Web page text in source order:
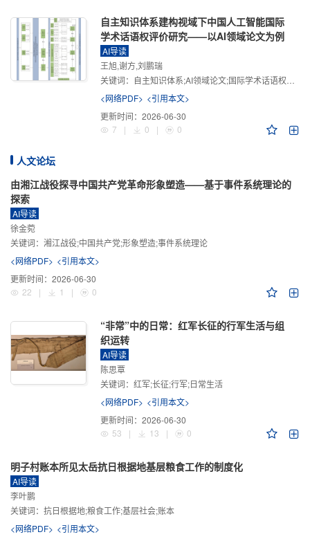
自主知识体系建构视域下中国人工智能国际
学术话语权评价研究——以AI领域论文为例
AI导读
王旭,谢方,刘鹏瑞
关键词： 自主知识体系;AI领域论文;国际学术话语权评价;学术影响力;学术感知力;学术传播力;学术引领力
<网络PDF> <引用本文>
更新时间： 2026-06-30
7
| 0 | 0
人文论坛
由湘江战役探寻中国共产党革命形象塑造——基于事件系统理论的
探索
AI导读
徐金菀
关键词： 湘江战役;中国共产党;形象塑造;事件系统理论
<网络PDF> <引用本文>
更新时间： 2026-06-30
22
| 1 | 0
“非常”中的日常：红军长征的行军生活与组
织运转
AI导读
陈思覃
关键词： 红军;长征;行军;日常生活
<网络PDF> <引用本文>
更新时间： 2026-06-30
53
| 13 | 0
明子村账本所见太岳抗日根据地基层粮食工作的制度化
AI导读
李叶鹏
关键词： 抗日根据地;粮食工作;基层社会;账本
<网络PDF> <引用本文>